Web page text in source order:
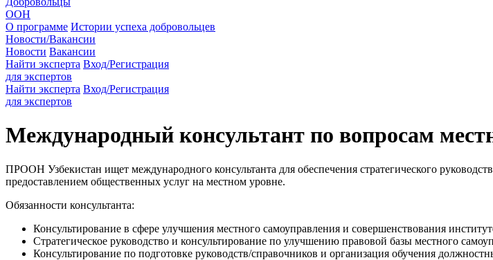
ООН
О программе Истории успеха добровольцев
Новости/Вакансии
Новости Вакансии
Найти эксперта Вход/Регистрация
для экспертов
Найти эксперта Вход/Регистрация
для экспертов
Международный консультант по вопросам
ПРООН Узбекистан ищет международного консультанта для обеспечения стратегического
предоставлением общественных услуг на местном уровне.
Обязанности консультанта:
Консультирование в сфере улучшения местного самоуправления и совершенствования
Стратегическое руководство и консультирование по улучшению правовой базы местного
Консультирование по подготовке руководств/справочников и организация обучения